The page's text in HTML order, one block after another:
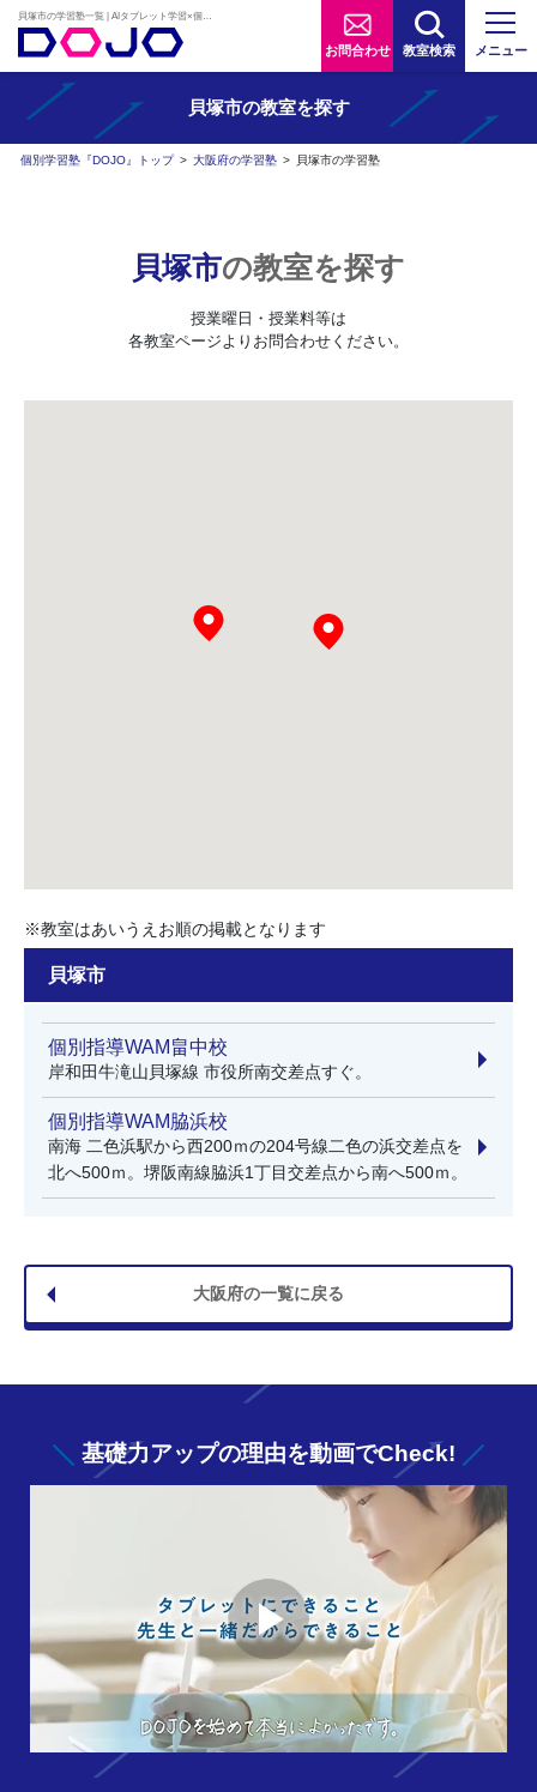
お問合わせ 教室検索 メニュー
貝塚市の教室を探す
個別学習塾『DOJO』トップ > 大阪府の学習塾 > 貝塚市の学習塾
貝塚市の教室を探す
授業曜日・授業料等は
各教室ページよりお問合わせください。
※教室はあいうえお順の掲載となります
貝塚市
個別指導WAM畠中校
岸和田牛滝山貝塚線 市役所南交差点すぐ。
個別指導WAM脇浜校
南海 二色浜駅から西200ｍの204号線二色の浜交差点を
北へ500ｍ。堺阪南線脇浜1丁目交差点から南へ500ｍ。
大阪府の一覧に戻る
基礎力アップの理由を動画でCheck!